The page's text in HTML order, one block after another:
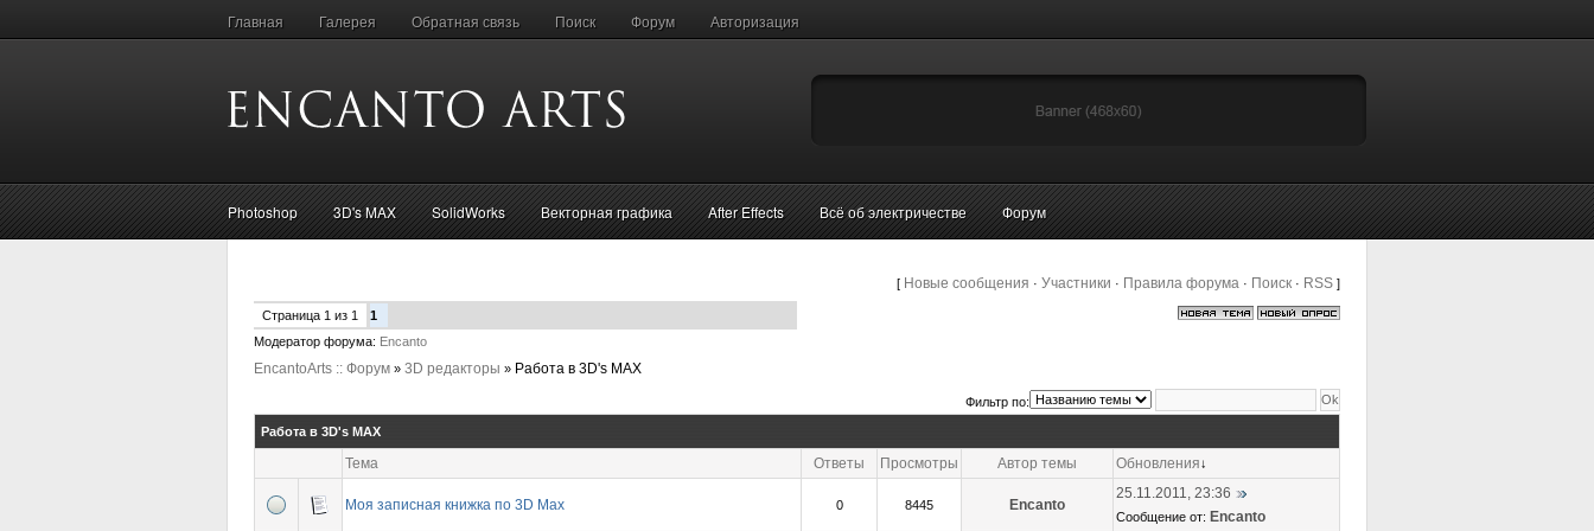
Главная Галерея Обратная связь Поиск Форум Авторизация
Photoshop 3D's MAX SolidWorks Векторная графика After Effects Всё об электричестве Форум
[ Новые сообщения · Участники · Правила форума · Поиск · RSS ]
Страница 1 из 1
1
Модератор форума: Encanto
EncantoArts :: Форум » 3D редакторы » Работа в 3D's MAX
Фильтр по:
Работа в 3D's MAX
Тема Ответы Просмотры Автор темы Обновления↓
Моя записная книжка по 3D Max 0 8445 Encanto
25.11.2011, 23:36
Сообщение от: Encanto